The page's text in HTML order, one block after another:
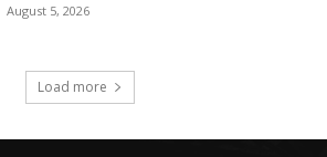
August 5, 2026
Load more